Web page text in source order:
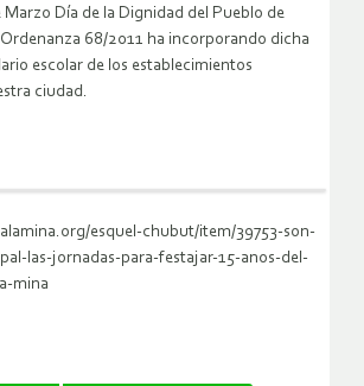
Marzo Día de la Dignidad del Pueblo de
68/2011 ha incorporando dicha
escolar de los establecimientos
ciudad.
esquel-chubut/item/39753-son-
las-jornadas-para-festajar-15-anos-del-
mina